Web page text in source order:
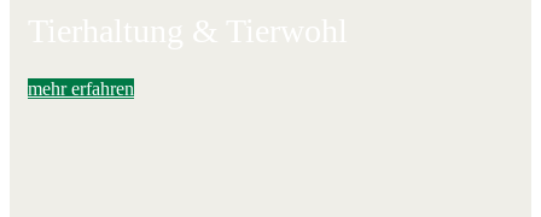
mehr erfahren